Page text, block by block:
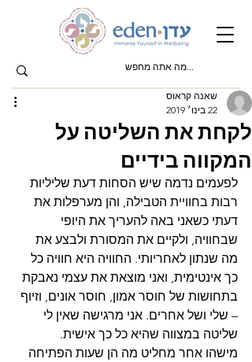
לקחת את השליטה על
המקווה בידיים
שאנה קראוס
22 בינו׳ 2019
לפעמים נדמה שיש הסחות דעת שליליות
רבות בחוויית הטבילה, והן מערפלות את
דעתי כשאני באה להעריך את היופי
שבחוויה, ולקיים את המסורת ולבצע את
מה שנתון לאחריותי. החוויה היא חוויה כל
כך אינטימית, ואני מוצאת את עצמי נאבקת
בתחושות של חוסר אמון, חוסר אונים, וזיוף
– שלי ושל אחרים. אני מרגישה שאין לי
שליטה במצווה שהיא כל כך אישית.
מישהו אחר מחליט מה הן שעות הפתיחה